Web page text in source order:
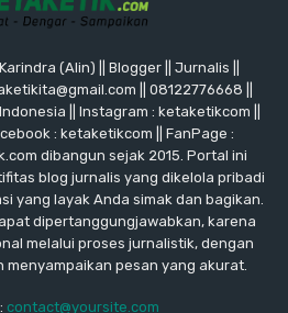
(Alin) || Blogger || Jurnalis ||
|| 08122776668 ||
|| Instagram : ketaketikcom ||
: ketaketikcom || FanPage :
dibangun sejak 2015. Portal ini
blog jurnalis yang dikelola pribadi
yang layak Anda simak dan bagikan.
dipertanggungjawabkan, karena
melalui proses jurnalistik, dengan
menyampaikan pesan yang akurat.
contact@yoursite.com